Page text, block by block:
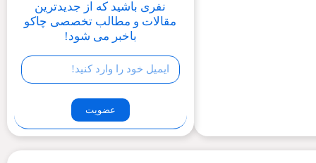
نفری باشید که از جدیدترین
مقالات و مطالب تخصصی چاکو
باخبر می شود!
عضویت